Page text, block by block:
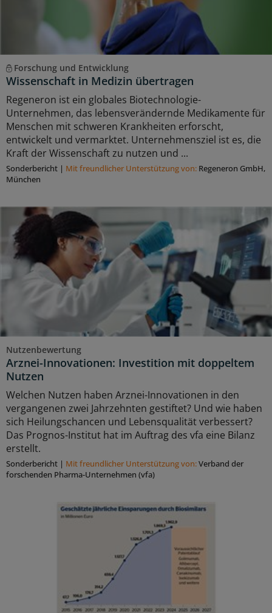
Forschung und Entwicklung
Wissenschaft in Medizin übertragen
Regeneron ist ein globales Biotechnologie-
Unternehmen, das lebensverändernde Medikamente für
Menschen mit schweren Krankheiten erforscht,
entwickelt und vermarktet. Unternehmensziel ist es, die
Kraft der Wissenschaft zu nutzen und ...
Sonderbericht | Mit freundlicher Unterstützung von: Regeneron GmbH,
München
Nutzenbewertung
Arznei-Innovationen: Investition mit doppeltem
Nutzen
Welchen Nutzen haben Arznei-Innovationen in den
vergangenen zwei Jahrzehnten gestiftet? Und wie haben
sich Heilungschancen und Lebensqualität verbessert?
Das Prognos-Institut hat im Auftrag des vfa eine Bilanz
erstellt.
Sonderbericht | Mit freundlicher Unterstützung von:Verband der
forschenden Pharma-Unternehmen (vfa)